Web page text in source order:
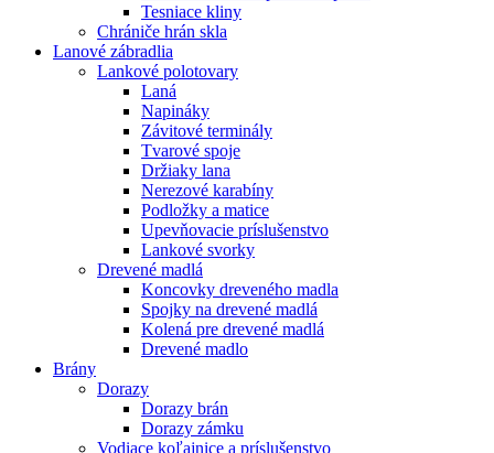
Tesniace kliny
Chrániče hrán skla
Lanové zábradlia
Lankové polotovary
Laná
Napináky
Závitové terminály
Tvarové spoje
Držiaky lana
Nerezové karabíny
Podložky a matice
Upevňovacie príslušenstvo
Lankové svorky
Drevené madlá
Koncovky dreveného madla
Spojky na drevené madlá
Kolená pre drevené madlá
Drevené madlo
Brány
Dorazy
Dorazy brán
Dorazy zámku
Vodiace koľajnice a príslušenstvo